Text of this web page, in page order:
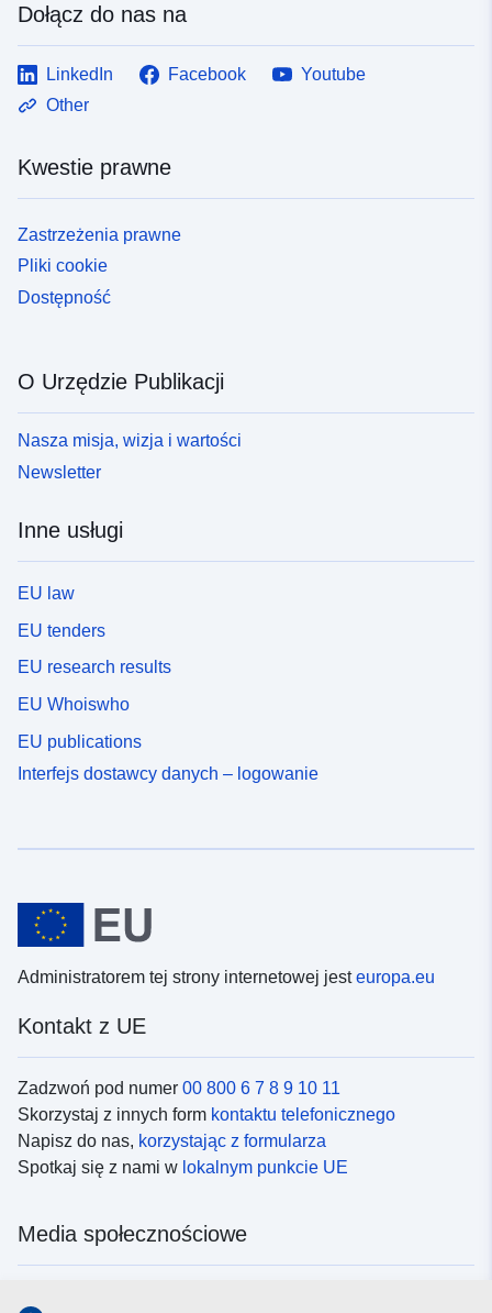
Dołącz do nas na
LinkedIn Facebook
Youtube
Other
Kwestie prawne
Zastrzeżenia prawne
Pliki cookie
Dostępność
O Urzędzie Publikacji
Nasza misja, wizja i wartości
Newsletter
Inne usługi
EU law
EU tenders
EU research results
EU Whoiswho
EU publications
Interfejs dostawcy danych – logowanie
Administratorem tej strony internetowej jesteuropa.eu
Kontakt z UE
Zadzwoń pod numer 00 800 6 7 8 9 10 11
Skorzystaj z innych form kontaktu telefonicznego
Napisz do nas, korzystając z formularza
Spotkaj się z nami w lokalnym punkcie UE
Media społecznościowe